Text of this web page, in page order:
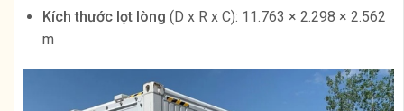
Kích thước lọt lòng (D x R x C): 11.763 × 2.298 × 2.562
m